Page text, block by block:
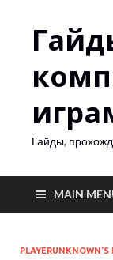
Гайды,
MAIN
PLAYERUNKNOWN'S